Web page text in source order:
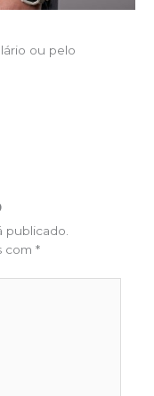
ou pelo
publicado.
com *